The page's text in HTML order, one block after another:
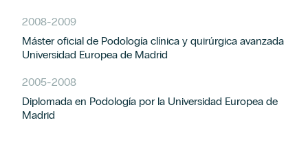
2008-2009
Máster oficial de Podología clínica y quirúrgica avanzada
Universidad Europea de Madrid
2005-2008
Diplomada en Podología por la Universidad Europea de
Madrid